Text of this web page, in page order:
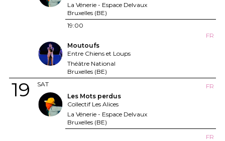
La Vénerie - Espace Delvaux
Bruxelles (BE)
19:00
FR
Moutoufs
Entre Chiens et Loups
Théâtre National
Bruxelles (BE)
SAT
19
FR
Les Mots perdus
Collectif Les Alices
La Vénerie - Espace Delvaux
Bruxelles (BE)
FR